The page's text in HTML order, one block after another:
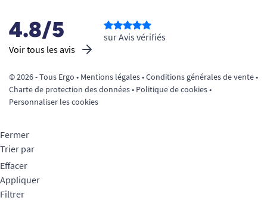
4.8/5
Voir tous les avis
sur Avis vérifiés
© 2026 - Tous Ergo • Mentions légales•Conditions générales de vente•
Charte de protection des données• Politique de cookies•
Personnaliser les cookies
Fermer
Trier par
Effacer
Appliquer
Filtrer